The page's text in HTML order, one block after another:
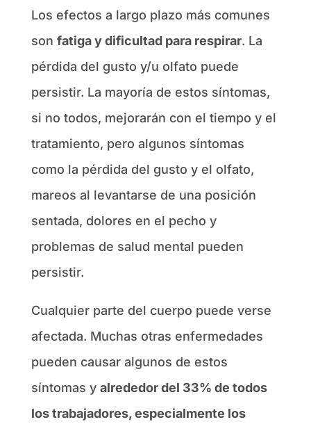
Los efectos a largo plazo más comunes
son fatiga y dificultad para respirar. La
pérdida del gusto y/u olfato puede
persistir. La mayoría de estos síntomas,
si no todos, mejorarán con el tiempo y el
tratamiento, pero algunos síntomas
como la pérdida del gusto y el olfato,
mareos al levantarse de una posición
sentada, dolores en el pecho y
problemas de salud mental pueden
persistir.
Cualquier parte del cuerpo puede verse
afectada. Muchas otras enfermedades
pueden causar algunos de estos
síntomas y alrededor del 33% de todos
los trabajadores, especialmente los